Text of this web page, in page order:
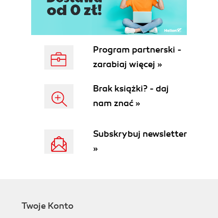
ICE and ICE candidates
NAT traversal
WebSocket
Preparing the environment
Installing Erlang
Installing Rebar
A simple p2p video conference the
browser application
Developing an index page
Local and remote video objects
Program partnerski -
zarabiaj więcej »
Brak książki? - daj
nam znać »
Subskrybuj newsletter
»
Twoje Konto